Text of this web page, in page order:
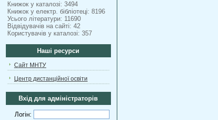
Книжок у каталозі: 3494
Книжок у електр. бібліотеці: 8196
Усього літератури: 11690
Відвідувачів на сайті: 42
Користувачів у каталозі: 357
Наші ресурси
Сайт МНТУ
Центр дистанційної освіти
Вхід для адміністраторів
Логін: